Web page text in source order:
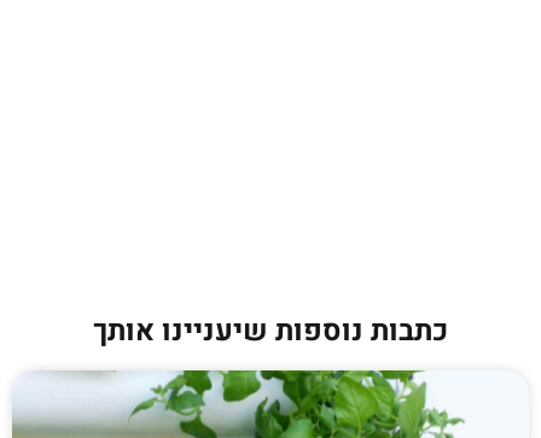
כתבות נוספות שיעניינו אותך